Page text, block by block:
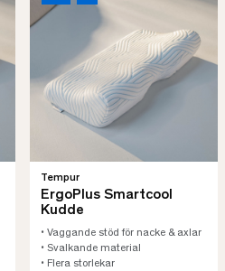
Tempur
ErgoPlus Smartcool
Kudde
• Vaggande stöd för nacke & axlar
• Svalkande material
• Flera storlekar